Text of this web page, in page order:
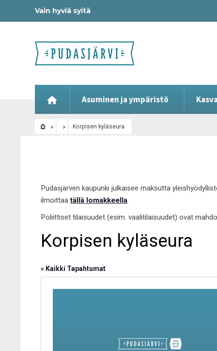
Vain hyviä syitä
Asuminen ja ympäristö
Korpisen kyläseura
Pudasjärven kaupunki julkaisee maksutta
ilmoittaatällä lomakkeella.
Poliittiset tilaisuudet (esim. vaalitilaisuudet) ovat
Korpisen kyläseura
« Kaikki Tapahtumat